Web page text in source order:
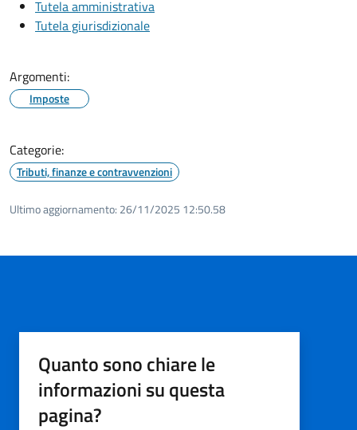
Tutela amministrativa
Tutela giurisdizionale
Argomenti:
Imposte
Categorie:
Tributi, finanze e contravvenzioni
Ultimo aggiornamento: 26/11/2025 12:50.58
Quanto sono chiare le
informazioni su questa
pagina?